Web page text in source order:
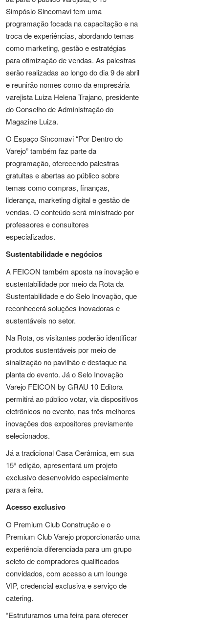
Simpósio Sincomavi tem uma
programação focada na capacitação e na
troca de experiências, abordando temas
como marketing, gestão e estratégias
para otimização de vendas. As palestras
serão realizadas ao longo do dia 9 de abril
e reunirão nomes como da empresária
varejista Luiza Helena Trajano, presidente
do Conselho de Administração do
Magazine Luiza.
O Espaço Sincomavi “Por Dentro do
Varejo” também faz parte da
programação, oferecendo palestras
gratuitas e abertas ao público sobre
temas como compras, finanças,
liderança, marketing digital e gestão de
vendas. O conteúdo será ministrado por
professores e consultores
especializados.
Sustentabilidade e negócios
A FEICON também aposta na inovação e
sustentabilidade por meio da Rota da
Sustentabilidade e do Selo Inovação, que
reconhecerá soluções inovadoras e
sustentáveis no setor.
Na Rota, os visitantes poderão identificar
produtos sustentáveis por meio de
sinalização no pavilhão e destaque na
planta do evento. Já o Selo Inovação
Varejo FEICON by GRAU 10 Editora
permitirá ao público votar, via dispositivos
eletrônicos no evento, nas três melhores
inovações dos expositores previamente
selecionados.
Já a tradicional Casa Cerâmica, em sua
15ª edição, apresentará um projeto
exclusivo desenvolvido especialmente
para a feira.
Acesso exclusivo
O Premium Club Construção e o
Premium Club Varejo proporcionarão uma
experiência diferenciada para um grupo
seleto de compradores qualificados
convidados, com acesso a um lounge
VIP, credencial exclusiva e serviço de
catering.
“Estruturamos uma feira para oferecer